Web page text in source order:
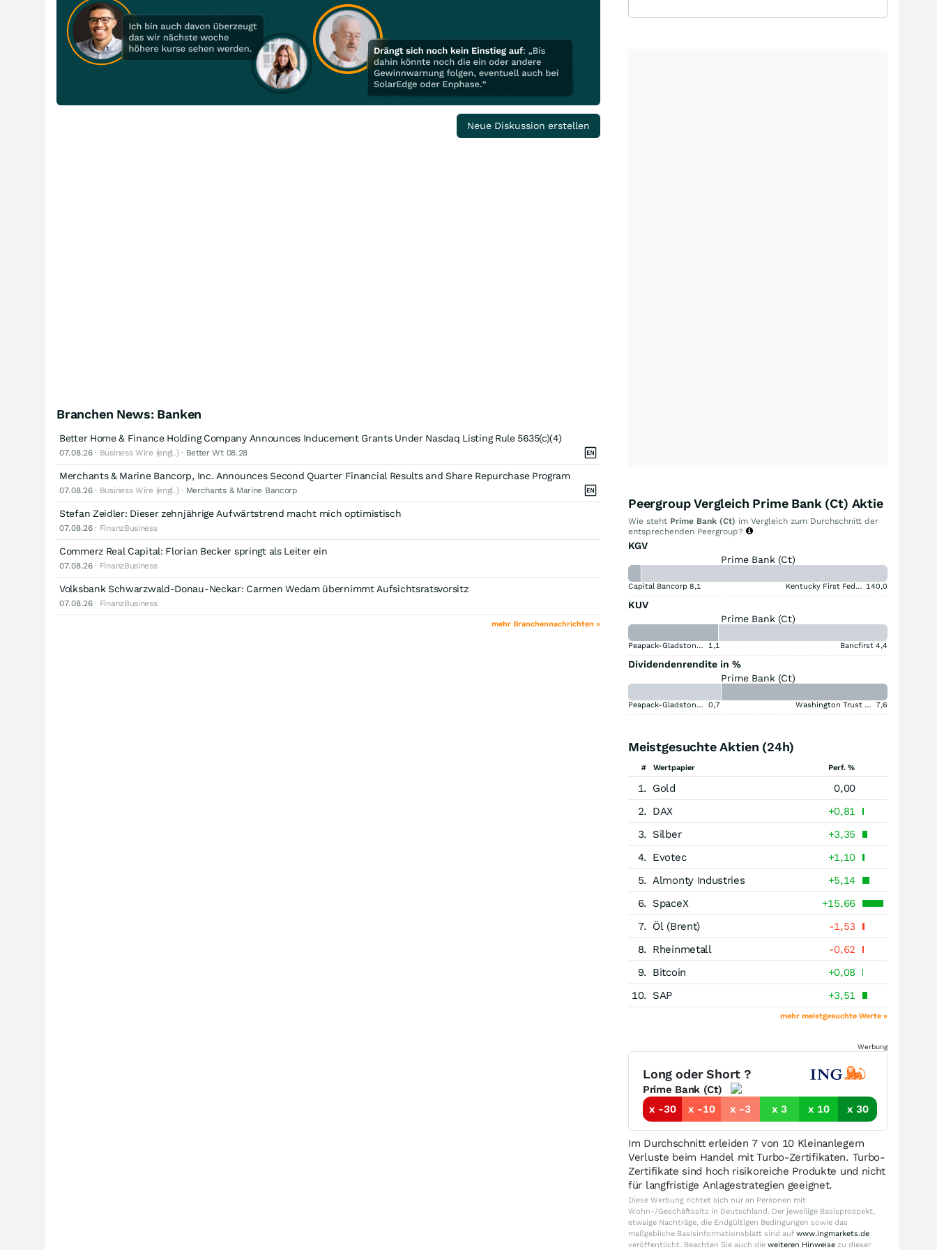
Neue Diskussion erstellen
Branchen News: Banken
Better Home & Finance Holding Company Announces Inducement Grants Under Nasdaq Listing Rule 5635(c)(4)
07.08.26· Business Wire (engl.) · Better Wt 08.28
Merchants & Marine Bancorp, Inc. Announces Second Quarter Financial Results and Share Repurchase Program
07.08.26· Business Wire (engl.) · Merchants & Marine Bancorp
Stefan Zeidler: Dieser zehnjährige Aufwärtstrend macht mich optimistisch
07.08.26· FinanzBusiness
Commerz Real Capital: Florian Becker springt als Leiter ein
07.08.26· FinanzBusiness
Volksbank Schwarzwald-Donau-Neckar: Carmen Wedam übernimmt Aufsichtsratsvorsitz
07.08.26· FinanzBusiness
mehr Branchennachrichten »
Peergroup Vergleich Prime Bank (Ct) Aktie
Wie steht Prime Bank (Ct) im Vergleich zum Durchschnitt der
entsprechenden Peergroup?
KGV
Prime Bank (Ct)
Capital Bancorp 8,1 Kentucky First Federal Bancorp 140,0
KUV
Prime Bank (Ct)
Peapack-Gladstone Financial 1,1 Bancfirst 4,4
Dividendenrendite in %
Prime Bank (Ct)
Peapack-Gladstone Financial 0,7 Washington Trust Bancorp 7,6
Meistgesuchte Aktien (24h)
# Wertpapier Perf. %
1. Gold
0,00
2. DAX
+0,81
3. Silber
+3,35
4. Evotec
+1,10
5. Almonty Industries
+5,14
6. SpaceX
+15,66
7. Öl (Brent)
-1,53
8. Rheinmetall
-0,62
9. Bitcoin
+0,08
10. SAP +3,51
mehr meistgesuchte Werte »
Werbung
Long oder Short ?
Prime Bank (Ct)
x -30
x -10 x -3 x 3 x 10 x 30
Im Durchschnitt erleiden 7 von 10 Kleinanlegern
Verluste beim Handel mit Turbo-Zertifikaten. Turbo-
Zertifikate sind hoch risikoreiche Produkte und nicht
für langfristige Anlagestrategien geeignet.
Diese Werbung richtet sich nur an Personen mit
Wohn-/Geschäftssitz in Deutschland. Der jeweilige Basisprospekt,
etwaige Nachträge, die Endgültigen Bedingungen sowie das
maßgebliche Basisinformationsblatt sind auf www.ingmarkets.de
veröffentlicht. Beachten Sie auch die weiteren Hinweise zu dieser